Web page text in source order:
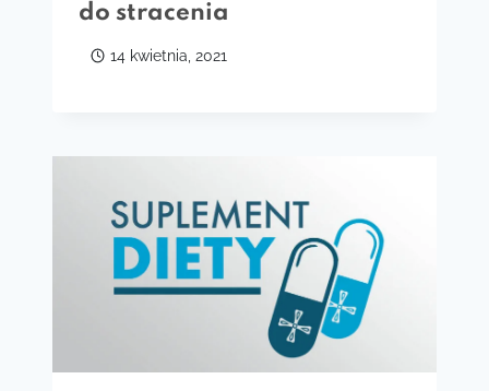
do stracenia
14 kwietnia, 2021